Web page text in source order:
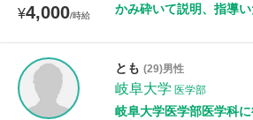
¥4,000/時給 かみ砕いて説明、指導い
とも (29)男性
岐阜大学 医学部
岐阜大学医学部医学科
授業可能日
土曜日 日曜日